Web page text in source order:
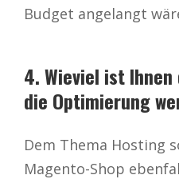
Budget angelangt
4. Wieviel ist
die Optimierung
Dem Thema Hosting
Magento-Shop